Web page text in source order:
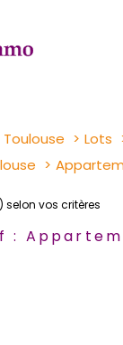
Lots
vos critères
: